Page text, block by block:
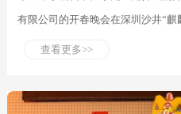
有限公司的开春晚会在深圳沙井“麒
查看更多>>